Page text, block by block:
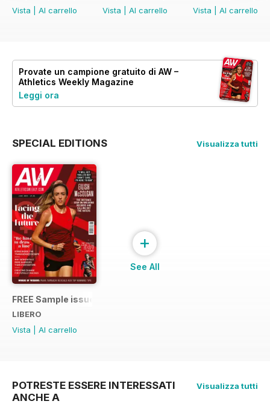
Vista
Al carrello
Vista
Al carrello
Vista
Al carrello
Provate un campione gratuito di AW –
Athletics Weekly Magazine
Leggi ora
SPECIAL EDITIONS Visualizza tutti
FREE Sample issue
LIBERO
Vista
Al carrello
+
See All
POTRESTE ESSERE INTERESSATI
ANCHE A
Visualizza tutti